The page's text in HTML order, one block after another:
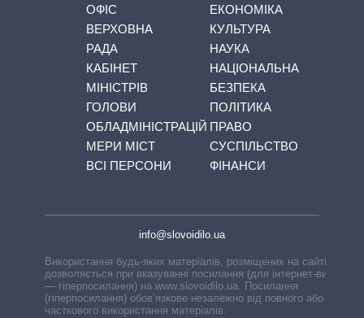
ОФІС
ВЕРХОВНА
РАДА
КАБІНЕТ
МІНІСТРІВ
ГОЛОВИ
ОБЛАДМІНІСТРАЦІЙ
МЕРИ МІСТ
ВСІ ПЕРСОНИ
ЕКОНОМІКА
КУЛЬТУРА
НАУКА
НАЦІОНАЛЬНА
БЕЗПЕКА
ПОЛІТИКА
ПРАВО
СУСПІЛЬСТВО
ФІНАНСИ
info@slovoidilo.ua
Використання будь-яких матеріалів, розміщених на сайті,
дозволяється при вказуванні посилання (для інтернет-видань
— гіперпосилання) на www.slovoidilo.ua. Посилання
(гіперпосилання) обов’язкове незалежно від повного або
часткового використання матеріалів.